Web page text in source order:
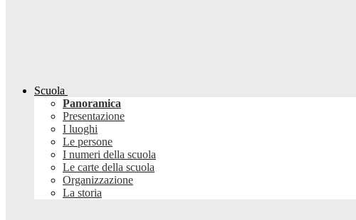
Scuola
Panoramica
Presentazione
I luoghi
Le persone
I numeri della scuola
Le carte della scuola
Organizzazione
La storia